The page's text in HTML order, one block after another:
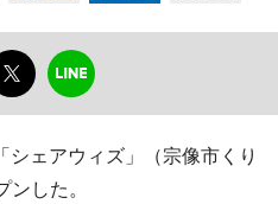
ェアウィズ」（宗像市くり
した。